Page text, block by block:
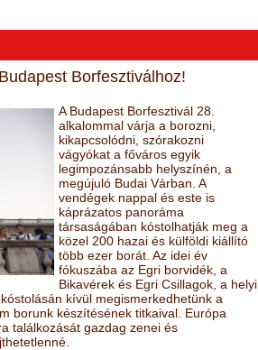
Borfesztiválhoz!
A Budapest Borfesztivál 28.
alkalommal várja a borozni,
kikapcsolódni, szórakozni
vágyókat a főváros egyik
legimpozánsabb helyszínén, a
megújuló Budai Várban. A
vendégek nappal és este is
káprázatos panoráma
társaságában kóstolhatják meg a
közel 200 hazai és külföldi kiállító
több ezer borát. Az idei év
fókuszába az Egri borvidék, a
Bikavérek és Egri Csillagok, a helyi
kívül megismerkedhetünk a
borunk készítésének titkaival. Európa
találkozását gazdag zenei és